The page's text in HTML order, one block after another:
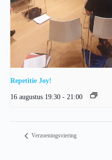
Repetitie Joy!
16 augustus 19:30 - 21:00
Verzoeningsviering